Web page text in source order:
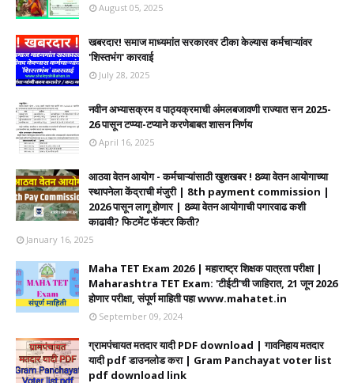
August 05, 2025
खबरदार! समाज माध्यमांत सरकारवर टीका केल्यास कर्मचाऱ्यांवर
'शिस्तभंग' कारवाई
July 28, 2025
नवीन अभ्यासक्रम व पाठ्यक्रमाची अंमलबजावणी राज्यात सन 2025-
26 पासून टप्प्या-टप्याने करणेबाबत शासन निर्णय
April 16, 2025
आठवा वेतन आयोग - कर्मचाऱ्यांसाठी खुशखबर ! 8व्या वेतन आयोगाच्या
स्थापनेला केंद्राची मंजुरी | 8th payment commission |
2026 पासून लागू होणार | 8व्या वेतन आयोगाची पगारवाढ कशी
काढावी? फिटमेंट फॅक्टर किती?
January 16, 2025
Maha TET Exam 2026 | महाराष्ट्र शिक्षक पात्रता परीक्षा |
Maharashtra TET Exam: 'टीईटी'ची जाहिरात, 21 जून 2026
होणार परीक्षा, संपूर्ण माहिती पहा www.mahatet.in
September 09, 2024
ग्रामपंचायत मतदार यादी PDF download | गावनिहाय मतदार
यादी pdf डाउनलोड करा | Gram Panchayat voter list
pdf download link